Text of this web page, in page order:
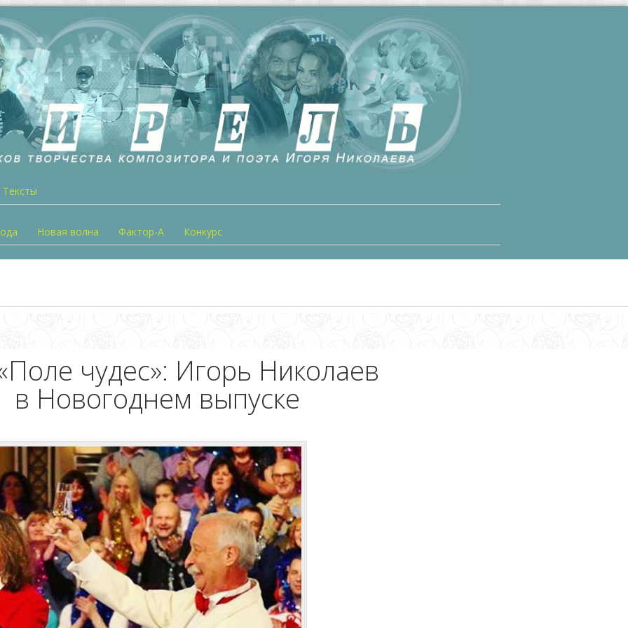
Тексты
Новая волна Фактор-А Конкурс
чудес»: Игорь Николаев
в Новогоднем выпуске